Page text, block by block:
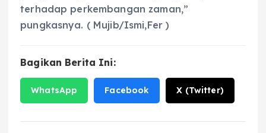
terhadap perkembangan zaman,”
pungkasnya. ( Mujib/Ismi,Fer )
Bagikan Berita Ini:
WhatsApp Facebook X (Twitter)